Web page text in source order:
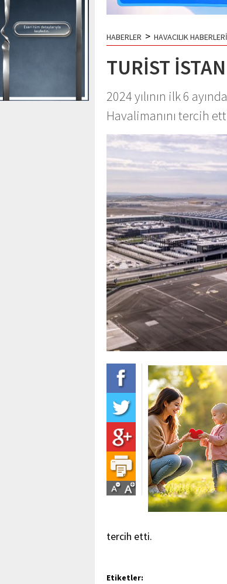
HABERLER > HAVACILIK HABERLERİ
TURİST
2024 yılının ilk 6
Havalimanını tercih
tercih etti.
Etiketler: